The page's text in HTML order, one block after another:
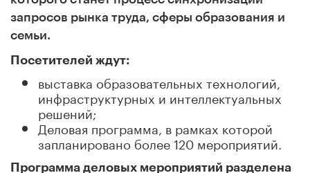
запросов рынка труда, сферы образования и
семьи.
Посетителей ждут:
выставка образовательных технологий,
инфраструктурных и интеллектуальных
решений;
Деловая программа, в рамках которой
запланировано более 120 мероприятий.
Программа деловых мероприятий разделена